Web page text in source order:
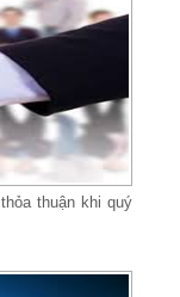
thuận khi quý